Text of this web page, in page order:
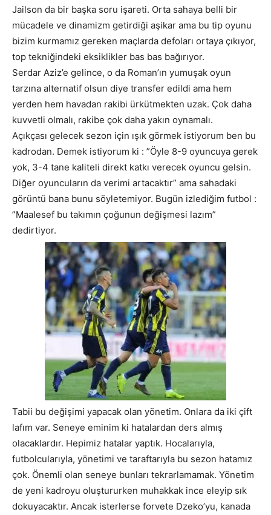
Jailson da bir başka soru işareti. Orta sahaya belli bir
mücadele ve dinamizm getirdiği aşikar ama bu tip oyunu
bizim kurmamız gereken maçlarda defoları ortaya çıkıyor,
top tekniğindeki eksiklikler bas bas bağırıyor.
Serdar Aziz’e gelince, o da Roman’ın yumuşak oyun
tarzına alternatif olsun diye transfer edildi ama hem
yerden hem havadan rakibi ürkütmekten uzak. Çok daha
kuvvetli olmalı, rakibe çok daha yakın oynamalı.
Açıkçası gelecek sezon için ışık görmek istiyorum ben bu
kadrodan. Demek istiyorum ki : ”Öyle 8-9 oyuncuya gerek
yok, 3-4 tane kaliteli direkt katkı verecek oyuncu gelsin.
Diğer oyuncuların da verimi artacaktır” ama sahadaki
görüntü bana bunu söyletemiyor. Bugün izlediğim futbol :
”Maalesef bu takımın çoğunun değişmesi lazım”
dedirtiyor.
Tabii bu değişimi yapacak olan yönetim. Onlara da iki çift
lafım var. Seneye eminim ki hatalardan ders almış
olacaklardır. Hepimiz hatalar yaptık. Hocalarıyla,
futbolcularıyla, yönetimi ve taraftarıyla bu sezon hatamız
çok. Önemli olan seneye bunları tekrarlamamak. Yönetim
de yeni kadroyu oluştururken muhakkak ince eleyip sık
dokuyacaktır. Ancak isterlerse forvete Dzeko’yu, kanada